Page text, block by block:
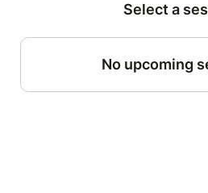
Select a
No upcoming